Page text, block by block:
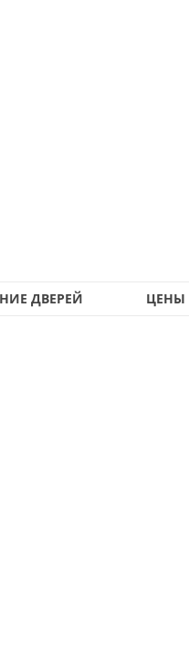
ДВЕРЕЙ ЦЕНЫ